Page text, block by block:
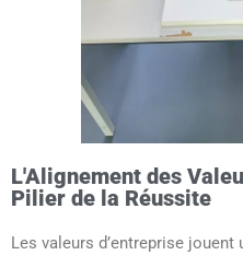
L'Alignement des
Pilier de la Réussite
Les valeurs d’entreprise